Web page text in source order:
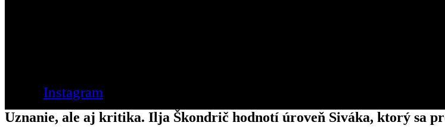
Instagram
Uznanie, ale aj kritika. Ilja Škondrič hodnotí úroveň Siváka, ktorý sa